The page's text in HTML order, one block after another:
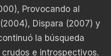
Provocando al
Dispara (2007) y
la búsqueda
e introspectivos.